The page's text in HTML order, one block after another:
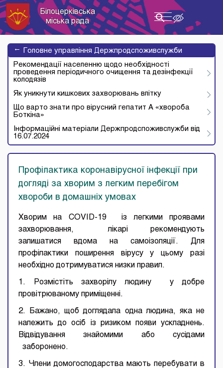
Toggle
navigation
Білоцерківська
міська рада
→
Головне управління Держпродспоживслужби
Рекомендації населенню щодо необхідності
проведення періодичного очищення та дезінфекції
колодязів
Як уникнути кишкових захворювань влітку
Що варто знати про вірусний гепатит А «хвороба
Боткіна»
Інформаційні матеріали Держпродспоживслужби від
16.07.2024
Профілактика коронавірусної інфекції при
догляді за хворим з легким перебігом
хвороби в домашніх умовах
Хворим на COVID-19 із легкими проявами
захворювання, лікарі рекомендують
залишатися вдома на самоізоляції. Для
профілактики поширення вірусу у цьому разі
необхідно дотримуватися низки правил.
1. Розмістіть захворілу людину у добре
провітрюваному приміщенні.
2. Бажано, щоб доглядала одна людина, яка не
належить до осіб із ризиком появи ускладнень.
Відвідування знайомими або сусідами
заборонено.
3. Члени домогосподарства мають перебувати в